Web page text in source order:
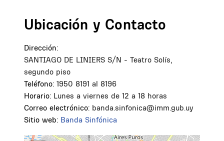
Ubicación y Contacto
Dirección:
SANTIAGO DE LINIERS S/N - Teatro Solís,
segundo piso
Teléfono: 1950 8191 al 8196
Horario: Lunes a viernes de 12 a 18 horas
Correo electrónico: banda.sinfonica@imm.gub.uy
Sitio web: Banda Sinfónica